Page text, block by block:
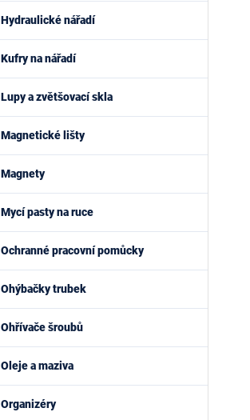
Hydraulické nářadí
Kufry na nářadí
Lupy a zvětšovací skla
Magnetické lišty
Magnety
Mycí pasty na ruce
Ochranné pracovní pomůcky
Ohýbačky trubek
Ohřívače šroubů
Oleje a maziva
Organizéry